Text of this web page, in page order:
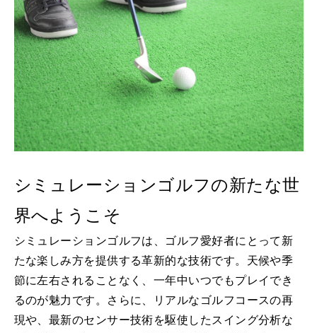
シミュレーションゴルフの新たな世
界へようこそ
シミュレーションゴルフは、ゴルフ愛好者にとって新
たな楽しみ方を提供する革新的な技術です。天候や季
節に左右されることなく、一年中いつでもプレイでき
るのが魅力です。さらに、リアルなゴルフコースの再
現や、最新のセンサー技術を駆使したスイング分析な